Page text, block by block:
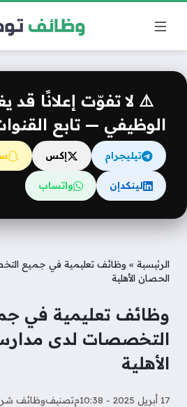
⚠️ لا تفوّت إعلانًا قد
الوظيفي — تابع
تيليجرام إكس
لينكدإن واتساب
الرئيسية » وظائف تعليمية في جميع
الحصان الأهلية
وظائف تعليمية في
التخصصات لدى
الأهلية
17 أبريل 2025 - 10:38م تصنيفوظائف